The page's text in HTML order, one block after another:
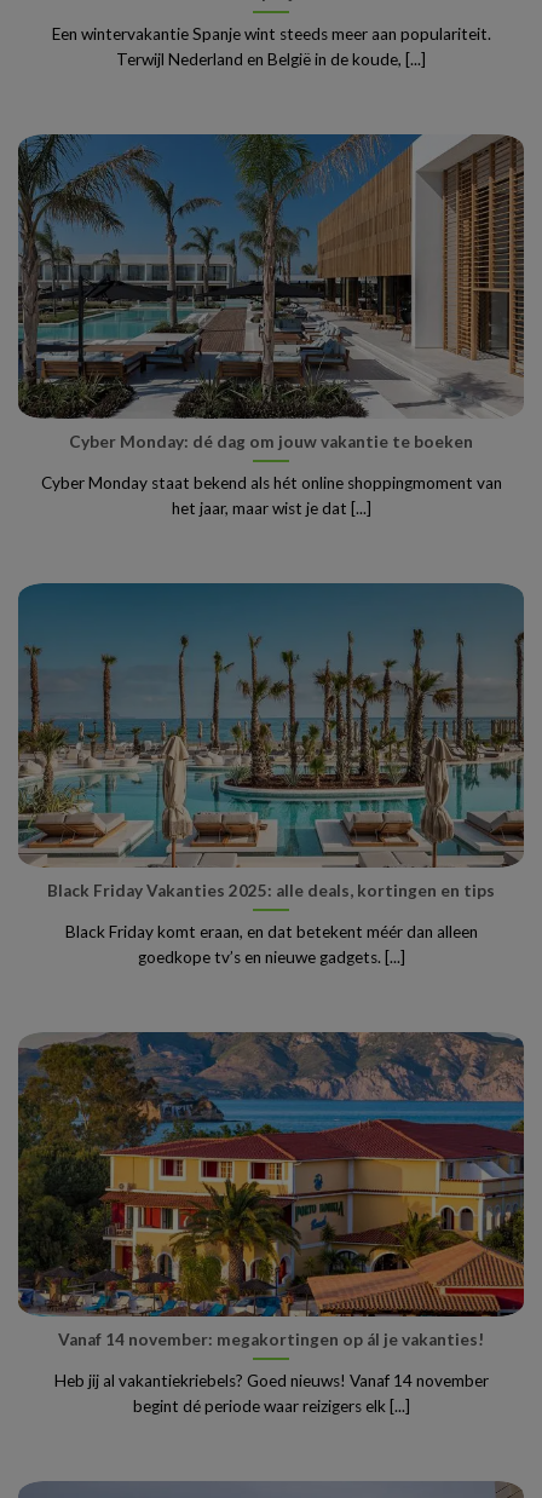
Een wintervakantie Spanje wint steeds meer aan populariteit.
Terwijl Nederland en België in de koude, [...]
Cyber Monday: dé dag om jouw vakantie te boeken
Cyber Monday staat bekend als hét online shoppingmoment van
het jaar, maar wist je dat [...]
Black Friday Vakanties 2025: alle deals, kortingen en tips
Black Friday komt eraan, en dat betekent méér dan alleen
goedkope tv’s en nieuwe gadgets. [...]
Vanaf 14 november: megakortingen op ál je vakanties!
Heb jij al vakantiekriebels? Goed nieuws! Vanaf 14 november
begint dé periode waar reizigers elk [...]